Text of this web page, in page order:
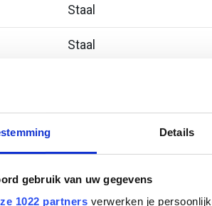
Details
gebruik van uw gegevens
1022 partners verwerken je
Staal
Staal
Bandverzinkt (sendzimir